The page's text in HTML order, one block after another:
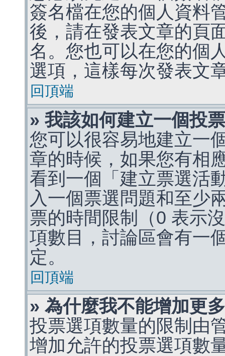
簽名檔在您的個人資料
後，請在發表文章的頁
名。您也可以在您的個
選項，這樣每次發表文
回頂端
» 我該如何建立一個投
您可以很容易地建立一
章的時候，如果您有相
看到一個「建立票選活
入一個票選問題和至少
票的時間限制（0 表示
項數目，討論區會有一
定。
回頂端
» 為什麼我不能增加更
投票選項數量的限制由
增加允許的投票選項數